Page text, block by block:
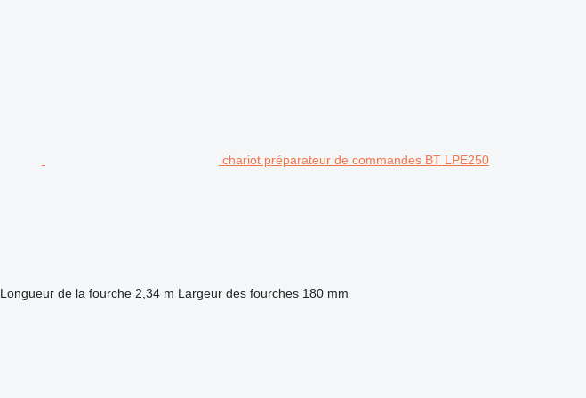
chariot préparateur de commandes BT LPE250
Longueur de la fourche 2,34 m Largeur des fourches 180 mm